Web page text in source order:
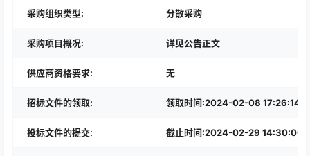
采购组织类型: 分散采购
采购项目概况: 详见公告正文
供应商资格要求: 无
招标文件的领取: 领取时间:2024-02-08 17:26:14,
投标文件的提交: 截止时间:2024-02-29 14:30:00